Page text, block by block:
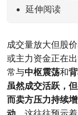
延伸阅读
成交量放大但股
或主力资金正在
常与中枢震荡和
虽然成交活跃，
而卖方压力持续